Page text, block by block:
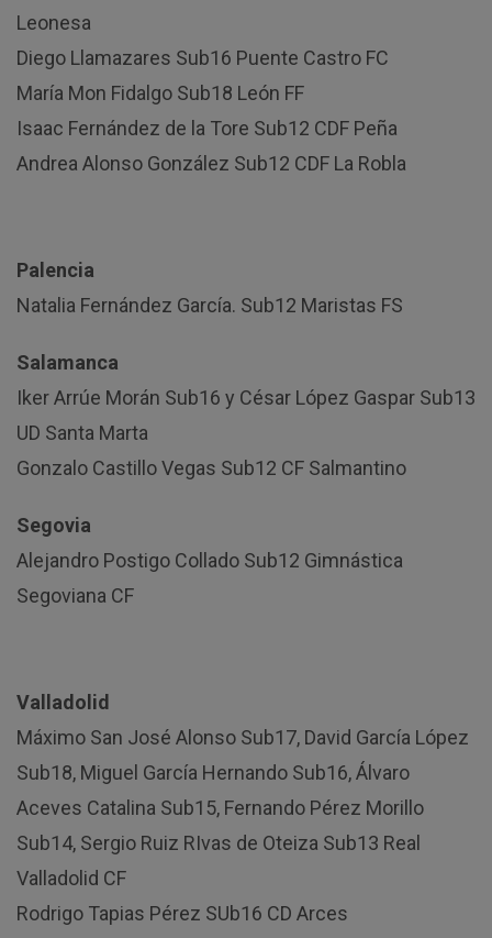
Leonesa
Diego Llamazares Sub16 Puente Castro FC
María Mon Fidalgo Sub18 León FF
Isaac Fernández de la Tore Sub12 CDF Peña
Andrea Alonso González Sub12 CDF La Robla
Palencia
Natalia Fernández García. Sub12 Maristas FS
Salamanca
Iker Arrúe Morán Sub16 y César López Gaspar Sub13
UD Santa Marta
Gonzalo Castillo Vegas Sub12 CF Salmantino
Segovia
Alejandro Postigo Collado Sub12 Gimnástica
Segoviana CF
Valladolid
Máximo San José Alonso Sub17, David García López
Sub18, Miguel García Hernando Sub16, Álvaro
Aceves Catalina Sub15, Fernando Pérez Morillo
Sub14, Sergio Ruiz RIvas de Oteiza Sub13 Real
Valladolid CF
Rodrigo Tapias Pérez SUb16 CD Arces